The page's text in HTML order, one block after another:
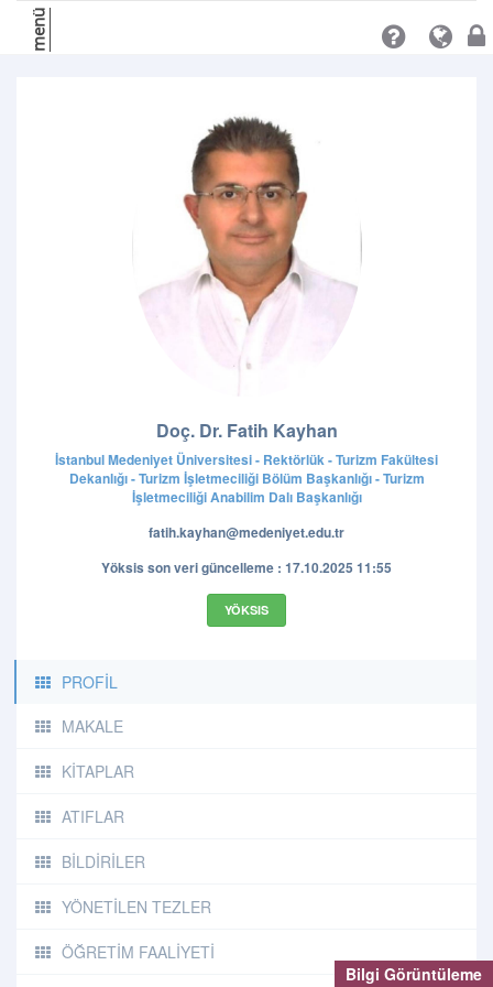
Bilgi Görüntüleme
menü
Doç. Dr. Fatih Kayhan
İstanbul Medeniyet Üniversitesi - Rektörlük - Turizm Fakültesi
Dekanlığı - Turizm İşletmeciliği Bölüm Başkanlığı - Turizm
İşletmeciliği Anabilim Dalı Başkanlığı
fatih.kayhan@medeniyet.edu.tr
Yöksis son veri güncelleme : 17.10.2025 11:55
YÖKSIS
PROFİL
MAKALE
KİTAPLAR
ATIFLAR
BİLDİRİLER
YÖNETİLEN TEZLER
ÖĞRETİM FAALİYETİ